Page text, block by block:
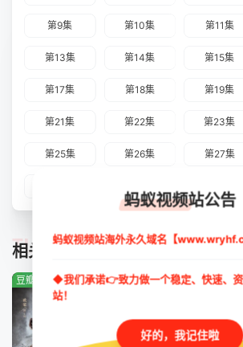
第9集 第10集 第11集
第13集 第14集 第15集
第17集 第18集 第19集
第21集 第22集 第23集
第25集 第26集 第27集
相关推荐
TUIJIAN
豆瓣:0.0分 豆瓣:3.9分
蚂蚁视频站公告
蚂蚁视频站海外永久域名【
◆我们承诺👉致力做一个稳定、快速、
站！
好的，我记住啦